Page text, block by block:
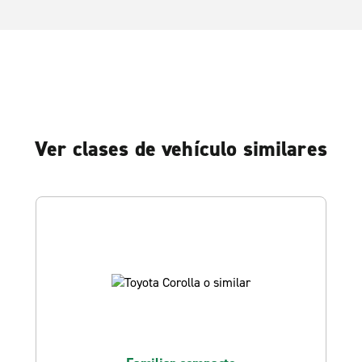
Ver clases de vehículo similares